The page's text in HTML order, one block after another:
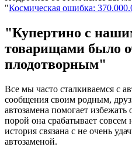
"Космическая ошибка:
"Купертино с
товарищами было
плодотворным"
Все мы часто сталкиваемся с
сообщения своим родным,
автозамена помогает
порой она срабатывает совсем
история связана с не очень
автозаменой.